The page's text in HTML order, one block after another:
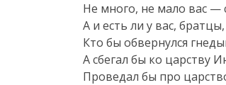
Не много, не мало вас —
А и есть ли у вас,
Кто бы обвернулся
А сбегал бы ко царству
Проведал бы про